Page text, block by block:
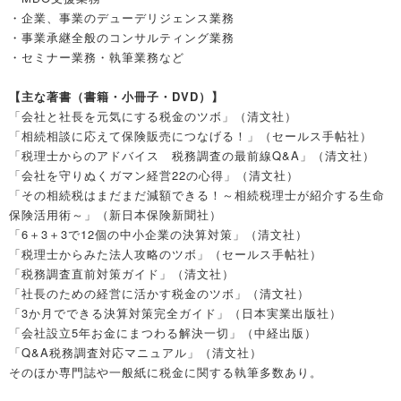
・企業、事業のデューデリジェンス業務
・事業承継全般のコンサルティング業務
・セミナー業務・執筆業務など
【主な著書（書籍・小冊子・DVD）】
「会社と社長を元気にする税金のツボ」（清文社）
「相続相談に応えて保険販売につなげる！」（セールス手帖社）
「税理士からのアドバイス 税務調査の最前線Q&A」（清文社）
「会社を守りぬくガマン経営22の心得」（清文社）
「その相続税はまだまだ減額できる！～相続税理士が紹介する生命
保険活用術～」（新日本保険新聞社）
「6＋3＋3で12個の中小企業の決算対策」（清文社）
「税理士からみた法人攻略のツボ」（セールス手帖社）
「税務調査直前対策ガイド」（清文社）
「社長のための経営に活かす税金のツボ」（清文社）
「3か月でできる決算対策完全ガイド」（日本実業出版社）
「会社設立5年お金にまつわる解決一切」（中経出版）
「Q&A税務調査対応マニュアル」（清文社）
そのほか専門誌や一般紙に税金に関する執筆多数あり。